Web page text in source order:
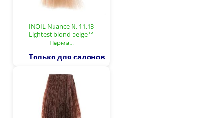
INOIL Nuance N. 11.13
Lightest blond beige™
Перма…
Только для салонов